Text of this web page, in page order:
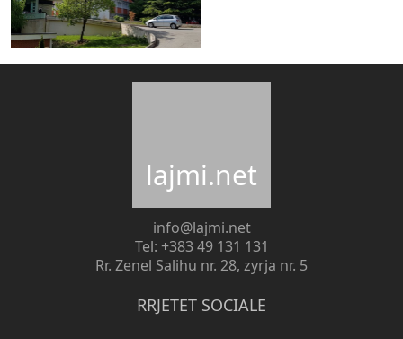
lajmi.net
info@lajmi.net
Tel: +383 49 131 131
Rr. Zenel Salihu nr. 28, zyrja nr. 5
RRJETET SOCIALE